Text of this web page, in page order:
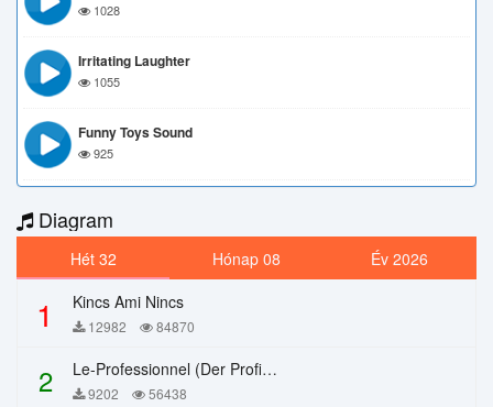
1028
Irritating Laughter
1055
Funny Toys Sound
925
Diagram
Hét 32 Hónap 08 Év 2026
1 Kincs Ami Nincs
12982 84870
2 Le-Professionnel (Der Profi) – Chi Mai
9202 56438